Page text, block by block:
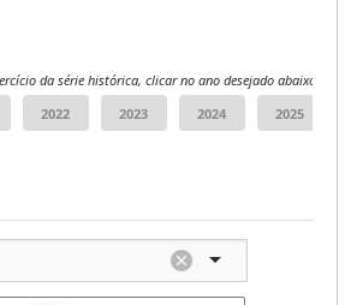
da série histórica, clicar no ano desejado abaixo: